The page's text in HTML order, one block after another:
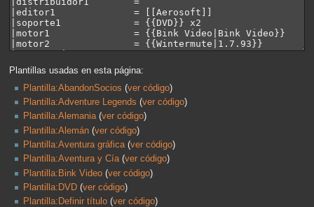
Plantillas usadas en esta página:
Plantilla:AbandonSocios (ver código)
Plantilla:Adventure Legends (ver código)
Plantilla:Alemania(ver código)
Plantilla:Alemán (ver código)
Plantilla:Aventura gráfica(ver código)
Plantilla:Aventura y Cía(ver código)
Plantilla:Bink Video (ver código)
Plantilla:DVD (ver código)
Plantilla:Definir título (ver código)